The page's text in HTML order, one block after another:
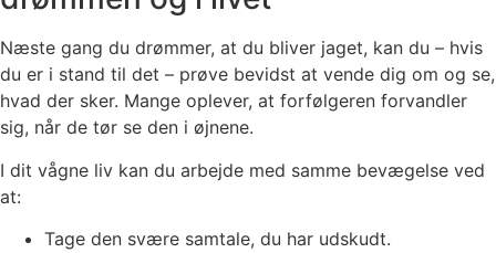
Næste gang du drømmer, at du bliver jaget, kan du – hvis
du er i stand til det – prøve bevidst at vende dig om og se,
hvad der sker. Mange oplever, at forfølgeren forvandler
sig, når de tør se den i øjnene.
I dit vågne liv kan du arbejde med samme bevægelse ved
at:
Tage den svære samtale, du har udskudt.